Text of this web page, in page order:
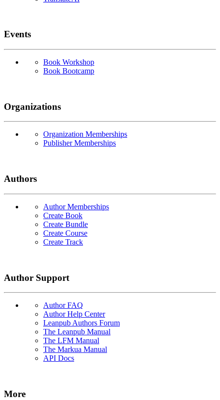
Events
Book Workshop
Book Bootcamp
Organizations
Organization Memberships
Publisher Memberships
Authors
Author Memberships
Create Book
Create Bundle
Create Course
Create Track
Author Support
Author FAQ
Author Help Center
Leanpub Authors Forum
The Leanpub Manual
The LFM Manual
The Markua Manual
API Docs
More